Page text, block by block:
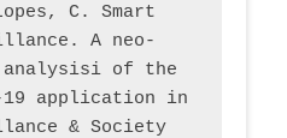
C. Smart
A neo-
of the
19 application in
& Society